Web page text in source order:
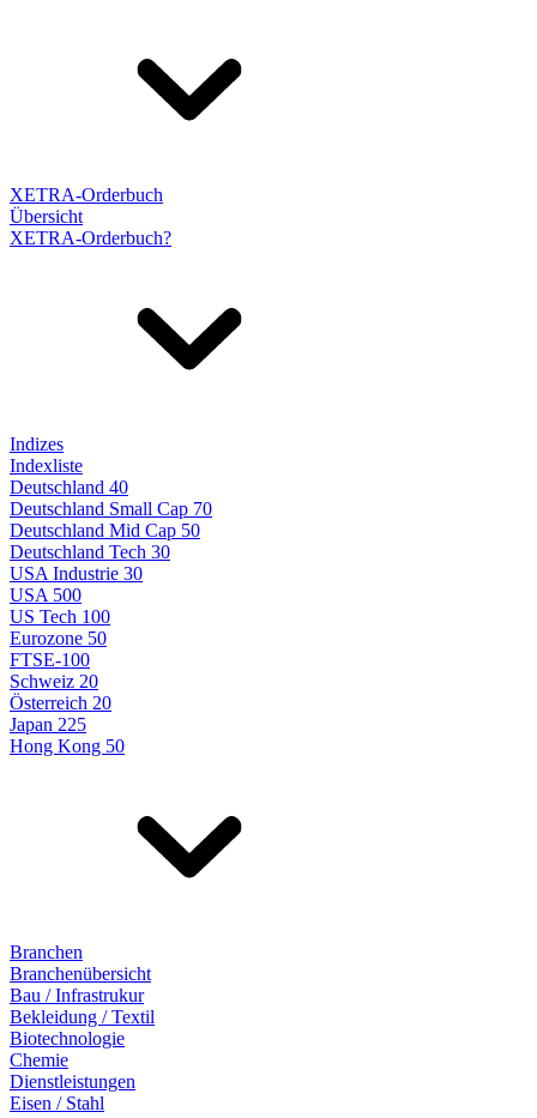
XETRA-Orderbuch
Übersicht
XETRA-Orderbuch?
Indizes
Indexliste
Deutschland 40
Deutschland Small Cap 70
Deutschland Mid Cap 50
Deutschland Tech 30
USA Industrie 30
USA 500
US Tech 100
Eurozone 50
FTSE-100
Schweiz 20
Österreich 20
Japan 225
Hong Kong 50
Branchen
Branchenübersicht
Bau / Infrastrukur
Bekleidung / Textil
Biotechnologie
Chemie
Dienstleistungen
Eisen / Stahl